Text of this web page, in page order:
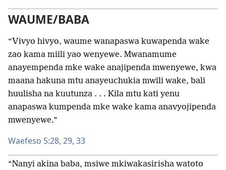
WAUME/BABA
“Vivyo hivyo, waume wanapaswa kuwapenda wake
zao kama miili yao wenyewe. Mwanamume
anayempenda mke wake anajipenda mwenyewe, kwa
maana hakuna mtu anayeuchukia mwili wake, bali
huulisha na kuutunza . . . Kila mtu kati yenu
anapaswa kumpenda mke wake kama anavyojipenda
mwenyewe.”
Waefeso 5:​28, 29, 33
“Nanyi akina baba, msiwe mkiwakasirisha watoto